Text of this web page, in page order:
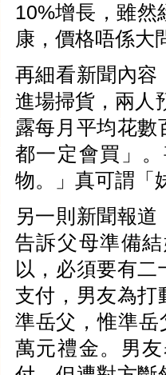
10%增長，雖
康，價格唔係大
再細看新聞內容
進場掃貨，兩人
露每月平均花
都一定會買」
物。」真可謂「
另一則新聞報
告訴父母準備
以，必須要有
支付，男友為打
準岳父，惟準
萬元禮金。男